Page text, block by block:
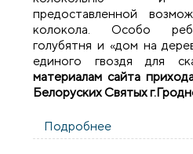
предоставленной
колокола. Особо
голубятня и «дом на
единого гвоздя для
материалам сайта
Белоруских Святых
Подробнее